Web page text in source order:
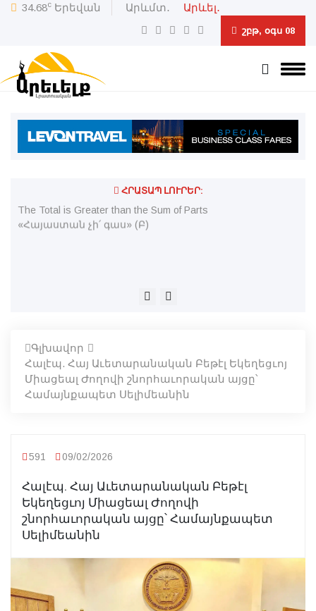
34.68c Երեվան Արևմտ․ Արևել․
շբթ, օգս 08
ՀՐԱՏԱՊ ԼՈՒՐԵՐ:
The Total is Greater than the Sum of Parts
Գլխավոր
Հալէպ. Հայ Աւետարանական Բեթէլ Եկեղեցւոյ
Միացեալ Ժողովի շնորհաւորական այցը՝
Համայնքապետ Սելիմեանին
591 09/02/2026
Հալէպ. Հայ Աւետարանական Բեթէլ
Եկեղեցւոյ Միացեալ Ժողովի
շնորհաւորական այցը՝ Համայնքապետ
Սելիմեանին